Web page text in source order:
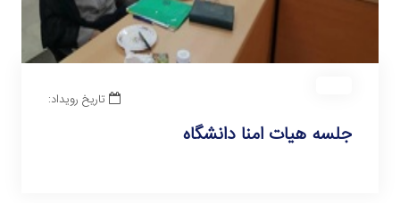
تاریخ رویداد:
جلسه هیات امنا دانشگاه